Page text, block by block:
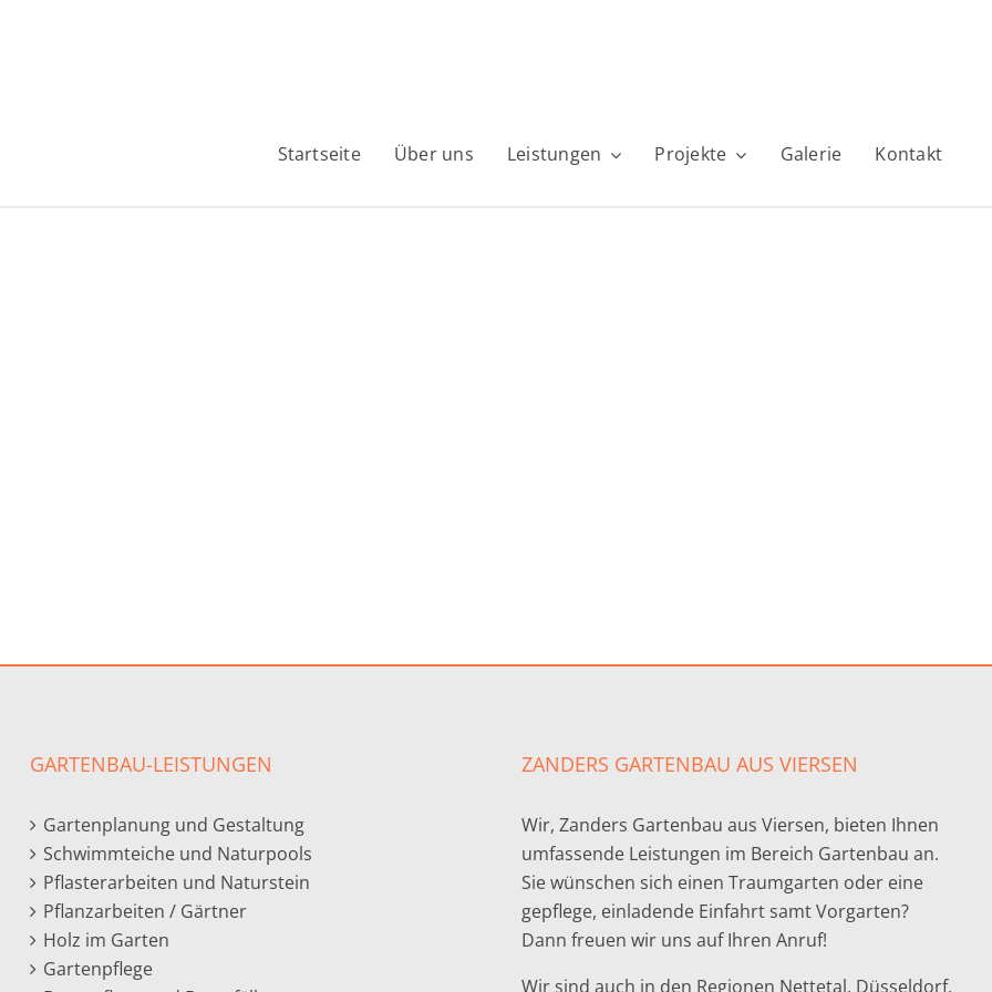
Startseite Über uns Leistungen Projekte Galerie Kontakt
GARTENBAU-LEISTUNGEN
Gartenplanung und Gestaltung
Schwimmteiche und Naturpools
Pflasterarbeiten und Naturstein
Pflanzarbeiten / Gärtner
Holz im Garten
Gartenpflege
ZANDERS GARTENBAU AUS VIERSEN
Wir, Zanders Gartenbau aus Viersen, bieten Ihnen
umfassende Leistungen im Bereich Gartenbau an.
Sie wünschen sich einen Traumgarten oder eine
gepflege, einladende Einfahrt samt Vorgarten?
Dann freuen wir uns auf Ihren Anruf!
Wir sind auch in den Regionen Nettetal, Düsseldorf,